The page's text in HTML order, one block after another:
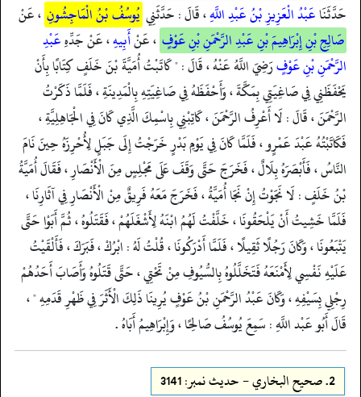
حَدَّثَنَاعَبْدُ الْعَزِيزِ بْنُ عَبْدِ اللَّهِ، قَالَ : حَدَّثَنِي يُوسُفُ بْنُ الْمَاجِشُونِ ، عَنْ
صَالِحِ بْنِ إِبْرَاهِيمَ بْنِ عَبْدِ الرَّحْمَنِ بْنِ عَوْفٍ ، عَنْأَبِيهِ، عَنْ جَدِّهِعَبْدِ
الرَّحْمَنِ بْنِ عَوْفٍرَضِيَ اللَّهُ عَنْهُ ، قَالَ : " كَاتَبْتُ أُمَيَّةَ بْنَ خَلَفٍ كِتَابًا بِأَنْ
يَحْفَظَنِي فِي صَاغِيَتِي بِمَكَّةَ ، وَأَحْفَظَهُ فِي صَاغِيَتِهِ بِالْمَدِينَةِ ، فَلَمَّا ذَكَرْتُ
الرَّحْمَنَ ، قَالَ : لَا أَعْرِفُ الرَّحْمَنَ ، كَاتِبْنِي بِاسْمِكَ الَّذِي كَانَ فِي الْجَاهِلِيَّةِ ،
فَكَاتَبْتُهُ عَبْدَ عَمْرٍو ، فَلَمَّا كَانَ فِي يَوْمِ بَدْرٍ خَرَجْتُ إِلَى جَبَلٍ لِأُحْرِزَهُ حِينَ نَامَ
النَّاسُ ، فَأَبْصَرَهُ بِلَالٌ ، فَخَرَجَ حَتَّى وَقَفَ عَلَى مَجْلِسٍ مِنَ الْأَنْصَارِ ، فَقَالَ أُمَيَّةُ
بْنُ خَلَفٍ : لَا نَجَوْتُ إِنْ نَجَا أُمَيَّةُ ، فَخَرَجَ مَعَهُ فَرِيقٌ مِنْ الْأَنْصَارِ فِي آثَارِنَا ،
فَلَمَّا خَشِيتُ أَنْ يَلْحَقُونَا ، خَلَّفْتُ لَهُمُ ابْنَهُ لِأَشْغَلَهُمْ ، فَقَتَلُوهُ ، ثُمَّ أَبَوْا حَتَّى
يَتْبَعُونَا ، وَكَانَ رَجُلًا ثَقِيلًا ، فَلَمَّا أَدْرَكُونَا ، قُلْتُ لَهُ : ابْرُكْ ، فَبَرَكَ ، فَأَلْقَيْتُ
عَلَيْهِ نَفْسِي لِأَمْنَعَهُ فَتَخَلَّلُوهُ بِالسُّيُوفِ مِنْ تَحْتِي ، حَتَّى قَتَلُوهُ وَأَصَابَ أَحَدُهُمْ
رِجْلِي بِسَيْفِهِ ، وَكَانَ عَبْدُ الرَّحْمَنِ بْنُ عَوْفٍ يُرِينَا ذَلِكَ الْأَثَرَ فِي ظَهْرِ قَدَمِهِ " ،
قَالَ أَبُو عَبْد اللَّهِ : سَمِعَ يُوسُفُ صَالِحًا ، وَإِبْرَاهِيمُ أَبَاهُ .
2. صحيح البخاري - حدیث نمبر: 3141